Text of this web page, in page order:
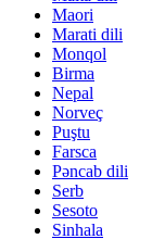
Maori
Marati dili
Monqol
Birma
Nepal
Norveç
Puştu
Farsca
Pəncab dili
Serb
Sesoto
Sinhala